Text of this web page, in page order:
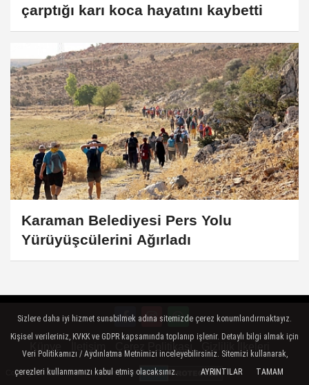
çarptığı karı koca hayatını kaybetti
Karaman Belediyesi Pers Yolu
Yürüyüşcülerini Ağırladı
Künye İletişim Çerez Politikası Gizlilik İlkeleri
Copyright © 2014-2025 Karaman.gen.tr
Sizlere daha iyi hizmet sunabilmek adına sitemizde çerez konumlandırmaktayız.
Kişisel verileriniz, KVKK ve GDPR kapsamında toplanıp işlenir. Detaylı bilgi almak için
Veri Politikamızı / Aydınlatma Metnimizi inceleyebilirsiniz. Sitemizi kullanarak,
çerezleri kullanmamızı kabul etmiş olacaksınız.
AYRINTILAR TAMAM